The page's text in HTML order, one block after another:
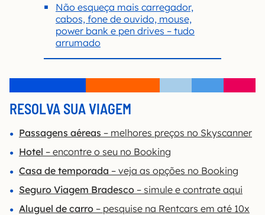
Não esqueça mais carregador,
cabos, fone de ouvido, mouse,
power bank e pen drives – tudo
arrumado
RESOLVA SUA VIAGEM
Passagens aéreas – melhores preços no Skyscanner
Hotel – encontre o seu no Booking
Casa de temporada – veja as opções no Booking
Seguro Viagem Bradesco – simule e contrate aqui
Aluguel de carro – pesquise na Rentcars em até 10x